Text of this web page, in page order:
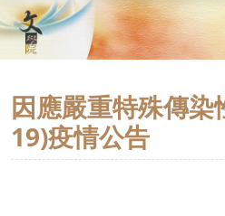
因應嚴重特殊傳染
19)疫情公告